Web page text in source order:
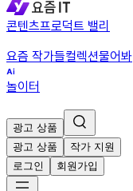
콘텐츠프로덕트 밸리
요즘 작가들컬렉션물어봐
놀이터
광고 상품
광고 상품
작가 지원
로그인
회원가입